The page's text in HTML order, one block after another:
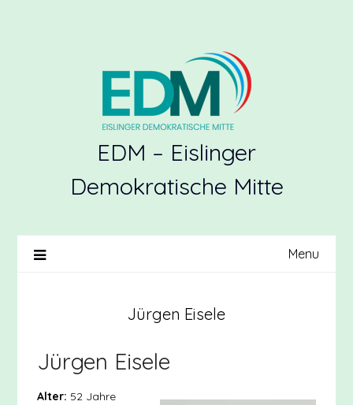
EDM – Eislinger
Demokratische Mitte
Menu
Jürgen Eisele
Jürgen Eisele
Alter: 52 Jahre